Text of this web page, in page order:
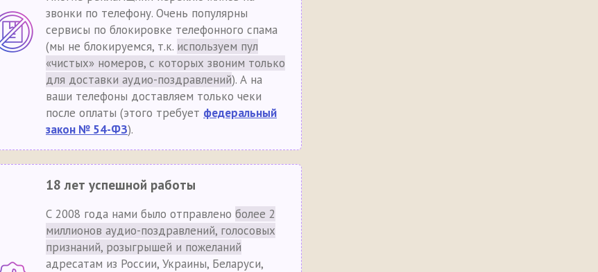
звонки по телефону. Очень популярны
сервисы по блокировке телефонного спама
(мы не блокируемся, т.к. используем пул
«чистых» номеров, с которых звоним только
для доставки аудио-поздравлений). А на
ваши телефоны доставляем только чеки
после оплаты (этого требует федеральный
закон № 54-ФЗ).
18 лет успешной работы
С 2008 года нами было отправлено более 2
миллионов аудио-поздравлений, голосовых
признаний, розыгрышей и пожеланий
адресатам из России, Украины, Беларуси,